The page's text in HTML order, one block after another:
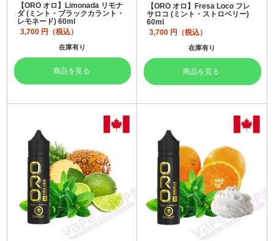
【ORO オロ】Limonada リモナ
ダ (ミント・ブラックカラント・
レモネード) 60ml
3,700 円（税込）
在庫有り
商品を見る
【ORO オロ】Fresa Loco フレ
サロコ (ミント・ストロベリー)
60ml
3,700 円（税込）
在庫有り
商品を見る